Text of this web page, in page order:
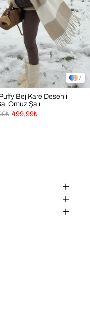
7
Bej Kare Desenli
Omuz Şalı
499,99₺